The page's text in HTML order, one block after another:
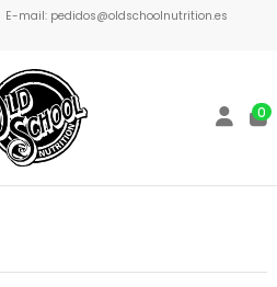
E-mail: pedidos@oldschoolnutrition.es
0